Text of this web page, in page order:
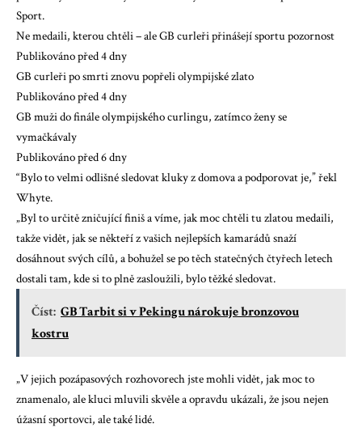
Sport.
Ne medaili, kterou chtěli – ale GB curleři přinášejí sportu pozornost
Publikováno před 4 dny
GB curleři po smrti znovu popřeli olympijské zlato
Publikováno před 4 dny
GB muži do finále olympijského curlingu, zatímco ženy se
vymačkávaly
Publikováno před 6 dny
“Bylo to velmi odlišné sledovat kluky z domova a podporovat je,” řekl
Whyte.
„Byl to určitě zničující finiš a víme, jak moc chtěli tu zlatou medaili,
takže vidět, jak se někteří z vašich nejlepších kamarádů snaží
dosáhnout svých cílů, a bohužel se po těch statečných čtyřech letech
dostali tam, kde si to plně zasloužili, bylo těžké sledovat.
Číst: GB Tarbit si v Pekingu nárokuje bronzovou
kostru
„V jejich pozápasových rozhovorech jste mohli vidět, jak moc to
znamenalo, ale kluci mluvili skvěle a opravdu ukázali, že jsou nejen
úžasní sportovci, ale také lidé.